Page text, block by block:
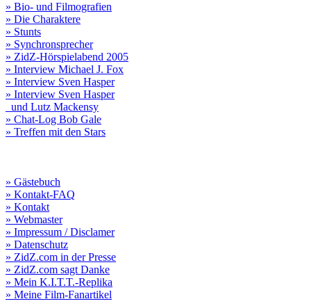
» Bio- und Filmografien
» Die Charaktere
» Stunts
» Synchronsprecher
» ZidZ-Hörspielabend 2005
» Interview Michael J. Fox
» Interview Sven Hasper
» Interview Sven Hasper
und Lutz Mackensy
» Chat-Log Bob Gale
» Treffen mit den Stars
» Gästebuch
» Kontakt-FAQ
» Kontakt
» Webmaster
» Impressum / Disclamer
» Datenschutz
» ZidZ.com in der Presse
» ZidZ.com sagt Danke
» Mein K.I.T.T.-Replika
» Meine Film-Fanartikel